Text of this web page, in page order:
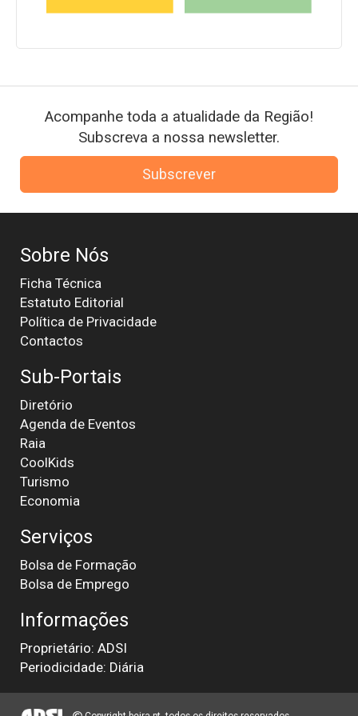
Acompanhe toda a atualidade da Região!
Subscreva a nossa newsletter.
Subscrever
Sobre Nós
Ficha Técnica
Estatuto Editorial
Política de Privacidade
Contactos
Sub-Portais
Diretório
Agenda de Eventos
Raia
CoolKids
Turismo
Economia
Serviços
Bolsa de Formação
Bolsa de Emprego
Informações
Proprietário: ADSI
Periodicidade: Diária